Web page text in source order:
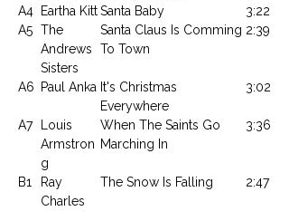
A4
Eartha KittSanta Baby
3:22
A5 The
Andrews
Sisters
Santa Claus Is Comming
To Town
2:39
A6 Paul Anka It's Christmas
Everywhere
3:02
A7
Louis
Armstron
g
When The Saints Go
Marching In
3:36
B1
Ray
Charles
The Snow Is Falling 2:47